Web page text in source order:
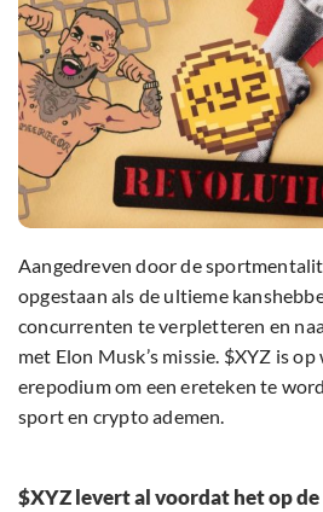
Aangedreven door de
opgestaan als de ultieme
concurrenten te verpletteren en
met Elon Musk’s missie. $XYZ is
erepodium om een ereteken te
sport en crypto ademen.
$XYZ levert al voordat het op